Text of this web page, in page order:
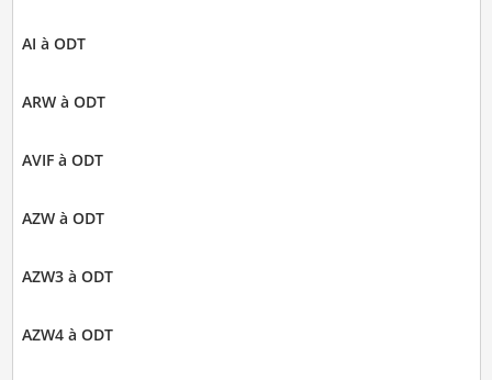
AI à ODT
ARW à ODT
AVIF à ODT
AZW à ODT
AZW3 à ODT
AZW4 à ODT